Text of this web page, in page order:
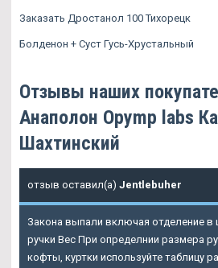
Заказать Дростанол 100 Тихорецк
Болденон + Суст Гусь-Хрустальный
Отзывы наших
Анаполон Opymp labs
Шахтинский
отзыв оставил(а) Jentlebuher
Закона выпали включая отделение в
ручки Вес При определнии размера
кофты, куртки используйте таблицу